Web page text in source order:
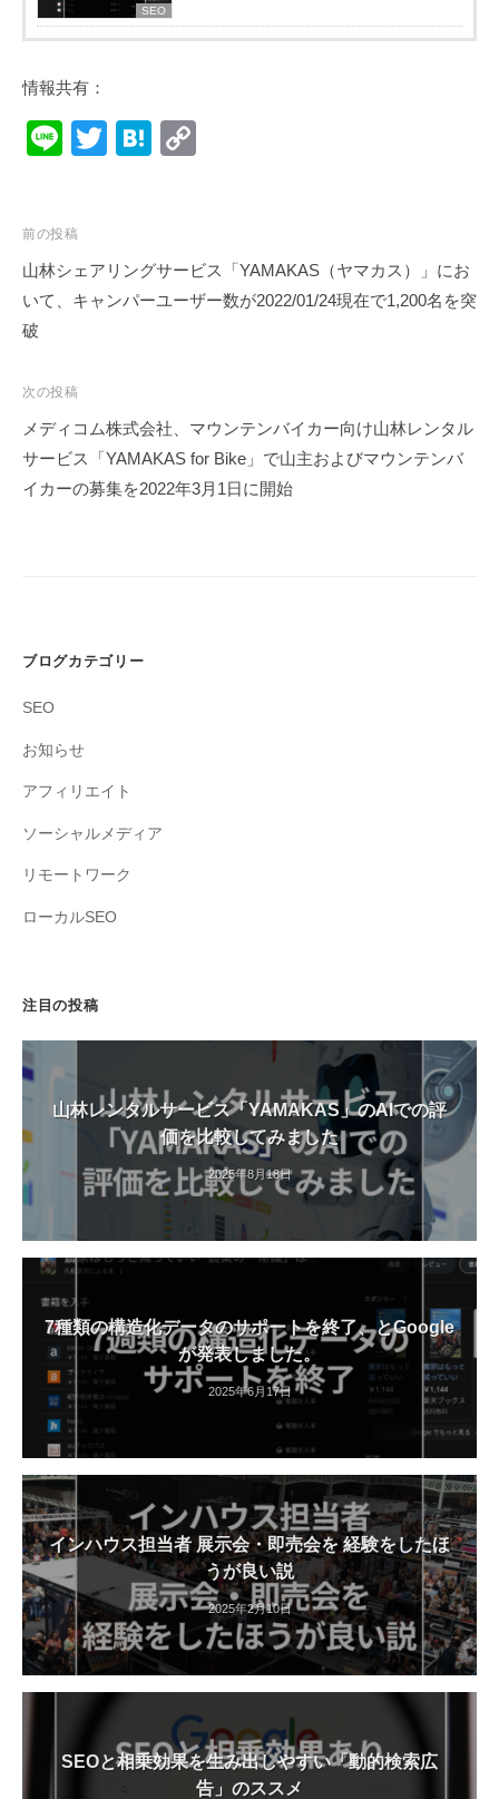
SEO
情報共有：
Li
T
H
a
Li
n
投
稿
ナ
ビ
ー
シ
ョ
ン
前の投稿
山林シェアリングサービス「YAMAKAS（ヤマカス）」にお
いて、キャンパーユーザー数が2022/01/24現在で1,200名を突
破
次の投稿
メディコム株式会社、マウンテンバイカー向け山林レンタル
サービス「YAMAKAS for Bike」で山主およびマウンテンバ
イカーの募集を2022年3月1日に開始
ブログカテゴリー
SEO
お知らせ
アフィリエイト
ソーシャルメディア
リモートワーク
ローカルSEO
注目の投稿
山林レンタルサービス「YAMAKAS」のAIでの評
価を比較してみました
2025年8月18日
7種類の構造化データのサポートを終了、とGoogle
が発表しました。
2025年6月17日
インハウス担当者 展示会・即売会を 経験をしたほ
うが良い説
2025年2月10日
SEOと相乗効果を生み出しやすい「動的検索広
告」のススメ